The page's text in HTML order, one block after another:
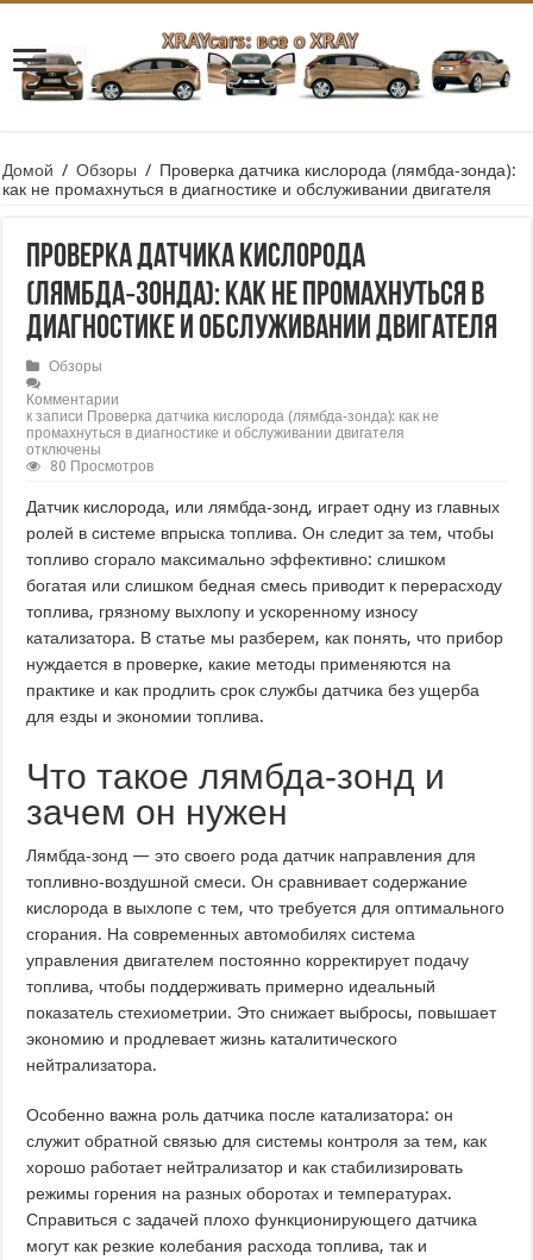
Домой / Обзоры / Проверка датчика кислорода (лямбда‑зонда):
как не промахнуться в диагностике и обслуживании двигателя
Проверка датчика кислорода
(лямбда‑зонда): как не промахнуться в
диагностике и обслуживании двигателя
Обзоры
Комментарии
к записи Проверка датчика кислорода (лямбда‑зонда): как не
промахнуться в диагностике и обслуживании двигателя
отключены
80 Просмотров
Датчик кислорода, или лямбда‑зонд, играет одну из главных
ролей в системе впрыска топлива. Он следит за тем, чтобы
топливо сгорало максимально эффективно: слишком
богатая или слишком бедная смесь приводит к перерасходу
топлива, грязному выхлопу и ускоренному износу
катализатора. В статье мы разберем, как понять, что прибор
нуждается в проверке, какие методы применяются на
практике и как продлить срок службы датчика без ущерба
для езды и экономии топлива.
Что такое лямбда‑зонд и
зачем он нужен
Лямбда‑зонд — это своего рода датчик направления для
топливно‑воздушной смеси. Он сравнивает содержание
кислорода в выхлопе с тем, что требуется для оптимального
сгорания. На современных автомобилях система
управления двигателем постоянно корректирует подачу
топлива, чтобы поддерживать примерно идеальный
показатель стехиометрии. Это снижает выбросы, повышает
экономию и продлевает жизнь каталитического
нейтрализатора.
Особенно важна роль датчика после катализатора: он
служит обратной связью для системы контроля за тем, как
хорошо работает нейтрализатор и как стабилизировать
режимы горения на разных оборотах и температурах.
Справиться с задачей плохо функционирующего датчика
могут как резкие колебания расхода топлива, так и